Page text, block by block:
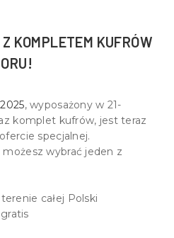
KOMPLETEM KUFRÓW
, wyposażony w 21-
komplet kufrów, jest teraz
specjalnej.
wybrać jeden z
całej Polski